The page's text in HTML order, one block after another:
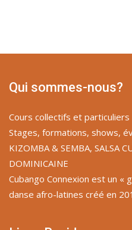
Qui sommes-nous?
Cours collectifs et particuliers
Stages, formations, shows,
KIZOMBA & SEMBA, SALSA
DOMINICAINE
Cubango Connexion est un «
danse afro-latines créé en